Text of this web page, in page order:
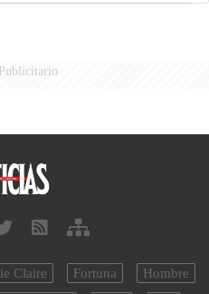
Claire Fortuna
Hombre